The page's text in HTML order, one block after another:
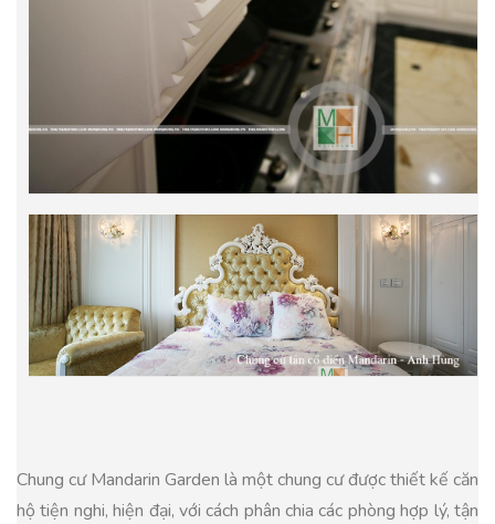
Chung cư Mandarin Garden là một chung cư được thiết kế căn
hộ tiện nghi, hiện đại, với cách phân chia các phòng hợp lý, tận